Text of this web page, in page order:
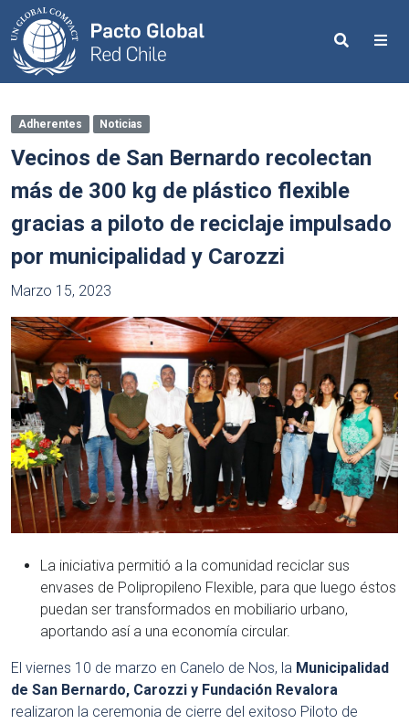
Search
Adherentes Noticias
Vecinos de San Bernardo recolectan
más de 300 kg de plástico flexible
gracias a piloto de reciclaje impulsado
por municipalidad y Carozzi
Marzo 15, 2023
La iniciativa permitió a la comunidad reciclar sus
envases de Polipropileno Flexible, para que luego éstos
puedan ser transformados en mobiliario urbano,
aportando así a una economía circular.
El viernes 10 de marzo en Canelo de Nos, la Municipalidad
de San Bernardo, Carozzi y Fundación Revalora
realizaron la ceremonia de cierre del exitoso Piloto de